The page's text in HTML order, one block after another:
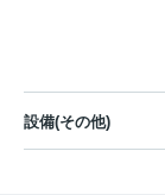
設備(その他)